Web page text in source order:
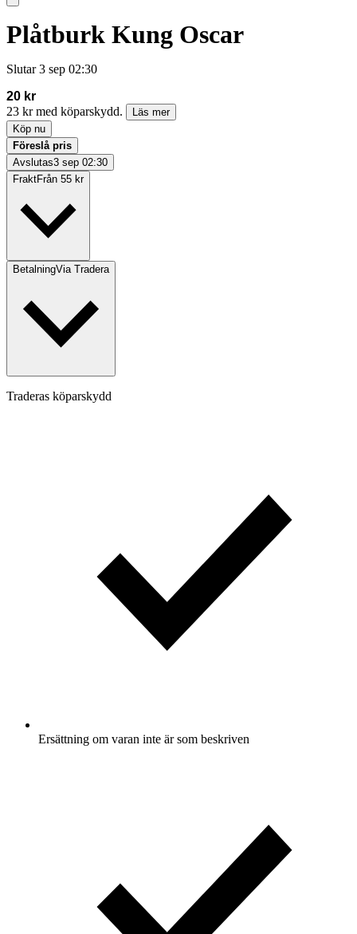
Plåtburk Kung Oscar
Slutar 3 sep 02:30
20 kr
23 kr med köparskydd.
Läs mer
Köp nu
Föreslå pris
Avslutas3 sep 02:30
FraktFrån 55 kr
BetalningVia Tradera
Traderas köparskydd
Ersättning om varan inte är som beskriven